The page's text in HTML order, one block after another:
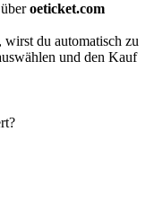
oeticket.com
du automatisch zu
und den Kauf